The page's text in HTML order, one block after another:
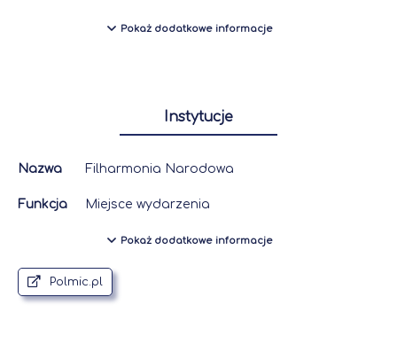
Pokaż dodatkowe informacje
Instytucje
Nazwa Filharmonia Narodowa
Funkcja Miejsce wydarzenia
Pokaż dodatkowe informacje
Polmic.pl